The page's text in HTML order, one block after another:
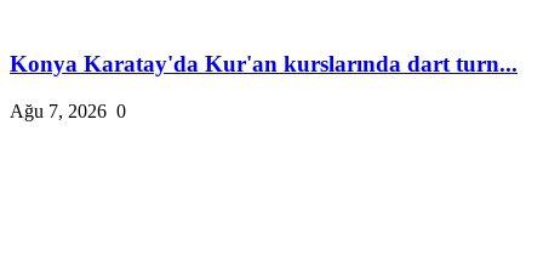
Konya Karatay'da Kur'an kurslarında dart turn...
Ağu 7, 2026 0